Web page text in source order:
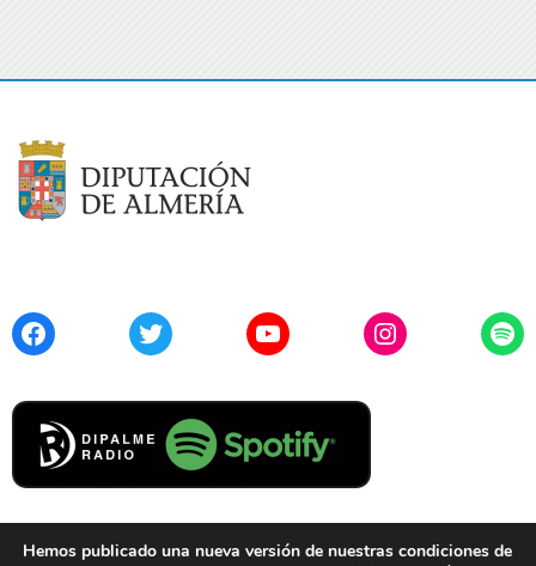
FacebookTwitter YouTubeInstagram
Hemos publicado una nueva versión de nuestras condiciones de